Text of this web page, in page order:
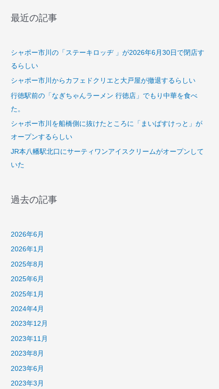
最近の記事
シャポー市川の「ステーキロッヂ 」が2026年6月30日で閉店す
るらしい
シャポー市川からカフェドクリエと大戸屋が撤退するらしい
行徳駅前の「なぎちゃんラーメン 行徳店」でもり中華を食べ
た。
シャポー市川を船橋側に抜けたところに「まいばすけっと」が
オープンするらしい
JR本八幡駅北口にサーティワンアイスクリームがオープンして
いた
過去の記事
2026年6月
2026年1月
2025年8月
2025年6月
2025年1月
2024年4月
2023年12月
2023年11月
2023年8月
2023年6月
2023年3月